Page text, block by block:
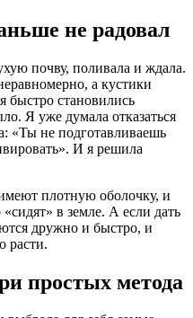
не радовал
почву, поливала и ждала.
а кустики
становились
Я уже думала отказаться
«Ты не подготавливаешь
И я решила
плотную оболочку, и
в земле. А если дать
дружно и быстро, и
расти.
простых метода